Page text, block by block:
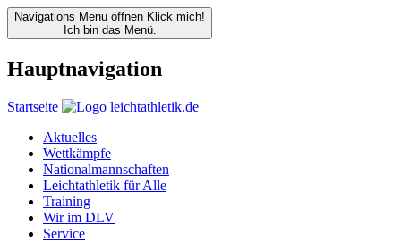
Navigations Menu öffnen Klick mich!
Ich bin das Menü.
Hauptnavigation
Startseite
Aktuelles
Wettkämpfe
Nationalmannschaften
Leichtathletik für Alle
Training
Wir im DLV
Service